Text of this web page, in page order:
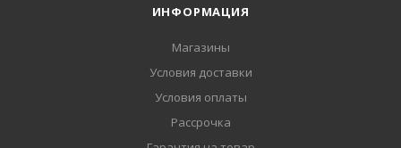
ИНФОРМАЦИЯ
Магазины
Условия доставки
Условия оплаты
Рассрочка